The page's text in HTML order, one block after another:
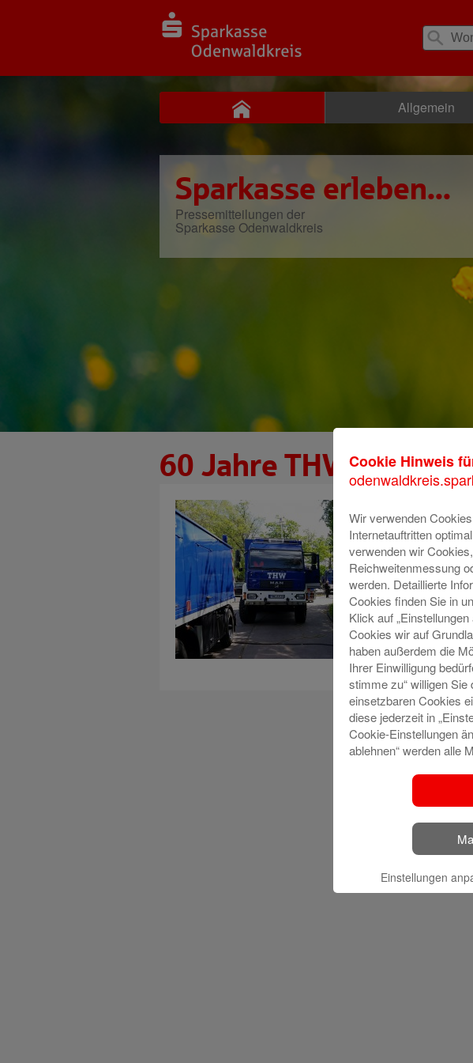
Allgemein
Sparkasse erleben...
Pressemitteilungen der
Sparkasse Odenwaldkreis
60 Jahre THWCookie Hinweis
Wir verwenden
Internetauftritten
verwenden wir
Reichweitenmessung
werden. Detaillierte
Cookies finden Sie in
Klick auf
Cookies wir auf
haben außerdem die
Ihrer Einwilligung
stimme zu“ willigen
einsetzbaren Cookies
diese jederzeit in
Cookie-Einstellungen
ablehnen“ werden alle
Einstellungen